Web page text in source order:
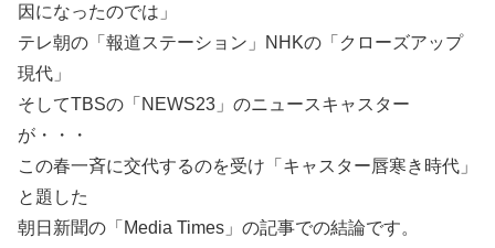
因になったのでは」
テレ朝の「報道ステーション」NHKの「クローズアップ
現代」
そしてTBSの「NEWS23」のニュースキャスター
が・・・
この春一斉に交代するのを受け「キャスター唇寒き時代」
と題した
朝日新聞の「Media Times」の記事での結論です。